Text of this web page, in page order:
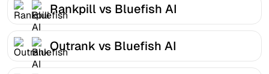
Rankpill vs Bluefish AI
Outrank vs Bluefish AI